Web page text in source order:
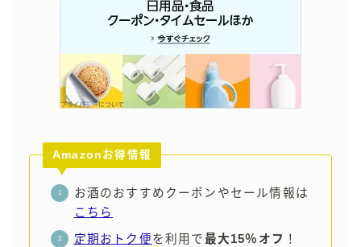
Amazonお得情報
お酒のおすすめクーポンやセール情報は
こちら
定期おトク便を利用で最大15％オフ ！